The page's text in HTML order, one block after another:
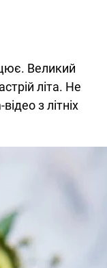
Великий
літа. Не
з літніх